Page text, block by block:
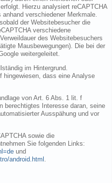
Hierzu analysiert reCAPTCHA
verschiedener Merkmale.
der Websitebesucher die
verschiedene
des Websitebesuchers
Mausbewegungen). Die bei der
weitergeleitet.
im Hintergrund.
hingewiesen, dass eine Analyse
von Art. 6 Abs. 1 lit. f
berechtigtes Interesse daran, seine
Ausspähung und vor
sowie die
Sie folgenden Links:
und
android.html